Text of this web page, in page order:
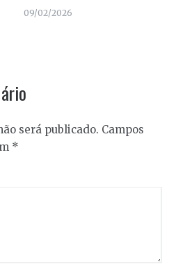
09/02/2026
será publicado. Campos
*